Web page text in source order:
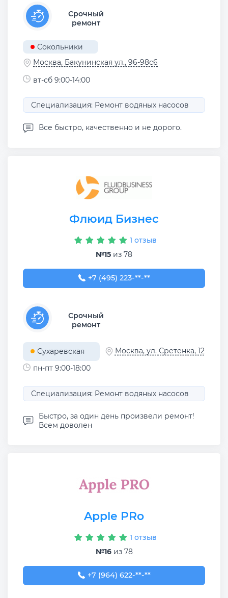
Срочный
ремонт
Сокольники
Москва, Бакунинская ул., 96-98с6
вт-сб 9:00-14:00
Специализация: Ремонт водяных насосов
Все быстро, качественно и не дорого.
Флюид Бизнес
1 отзыв
№15 из 78
+7 (495) 223-34-77
+7 (495) 223-**-**
Срочный
ремонт
Сухаревская
Москва, ул. Сретенка, 12
пн-пт 9:00-18:00
Специализация: Ремонт водяных насосов
Быстро, за один день произвели ремонт!
Всем доволен
Apple PRo
1 отзыв
№16из 78
+7 (964) 622-55-82
+7 (964) 622-**-**